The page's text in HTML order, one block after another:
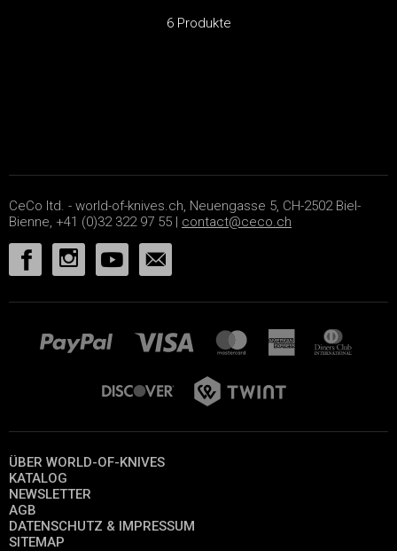
6 Produkte
CeCo ltd. - world-of-knives.ch, Neuengasse 5, CH-2502 Biel-
Bienne, +41 (0)32 322 97 55 | contact@ceco.ch
ÜBER WORLD-OF-KNIVES
KATALOG
NEWSLETTER
AGB
DATENSCHUTZ & IMPRESSUM
SITEMAP